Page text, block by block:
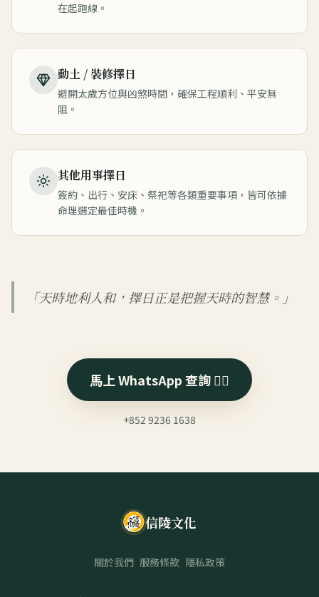
在起跑線。
動土 / 裝修擇日
避開太歲方位與凶煞時間，確保工程順利、平安無
阻。
其他用事擇日
簽約、出行、安床、祭祀等各類重要事項，皆可依據
命理選定最佳時機。
「天時地利人和，擇日正是把握天時的智慧。」
馬上 WhatsApp 查詢 👉🏻
+852 9236 1638
信陵文化
關於我們 服務條款 隱私政策